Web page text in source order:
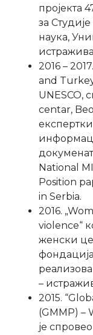
пројекта
за
наука,
2016 –
and
UNESCO,
centar,
National
Position
in Serbia.
2016.
violence“
женски
фондација
–
2015.
(GMMP) –
је